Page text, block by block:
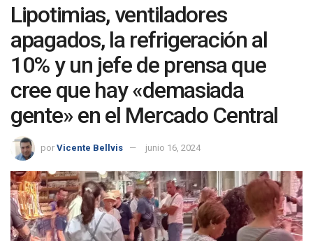
Lipotimias, ventiladores
apagados, la refrigeración al
10% y un jefe de prensa que
cree que hay «demasiada
gente» en el Mercado Central
por Vicente Bellvis junio 16, 2024